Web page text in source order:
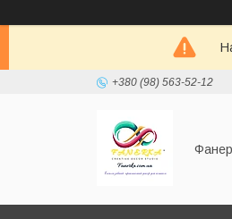
+380 (98) 563-52-12